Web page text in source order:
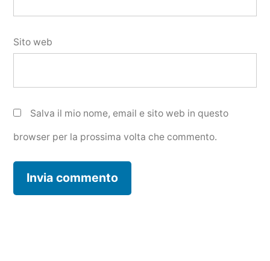
Sito web
Salva il mio nome, email e sito web in questo
browser per la prossima volta che commento.